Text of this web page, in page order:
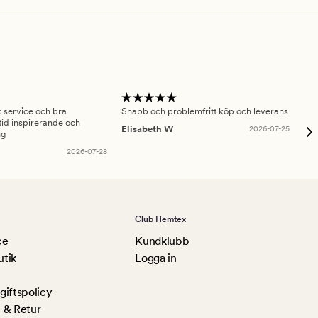
service och bra
inspirerande och
2026-07-28
Snabb och problemfritt köp och leverans
Elisabeth W
2026-07-25
Retur
Club Hemtex
Kundklubb
Logga in